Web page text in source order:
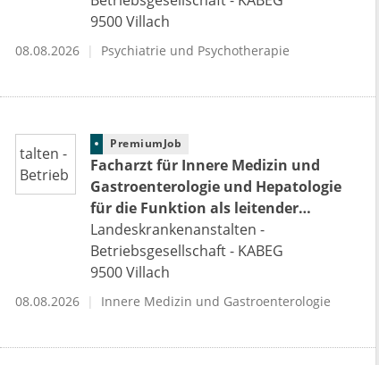
9500Villach
08.08.2026 Psychiatrie und Psychotherapie
PremiumJob
Facharzt für Innere Medizin und
Gastroenterologie und Hepatologie
für die Funktion als leitender
Facharzt für die
Gastroenterologie/Hepatologie/Endo
skopie (m/w/d)
Landeskrankenanstalten -
Betriebsgesellschaft - KABEG
9500Villach
08.08.2026 Innere Medizin und Gastroenterologie